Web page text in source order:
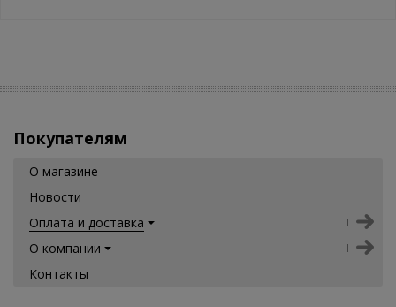
Покупателям
О магазине
Новости
Оплата и доставка
О компании
Контакты